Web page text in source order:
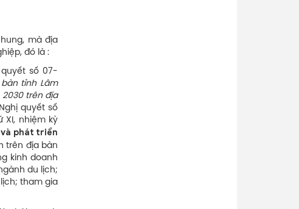
mà địa
đó là :
quyết số 07-
tỉnh Lâm
trên địa
quyết số
XI, nhiệm kỳ
và phát triển
trên địa bàn
kinh doanh
du lịch;
tham gia